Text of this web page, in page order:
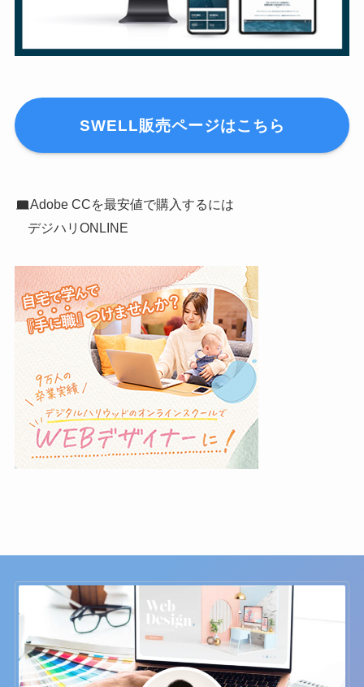
SWELL販売ページはこちら
Adobe CCを最安値で購入するには
デジハリONLINE